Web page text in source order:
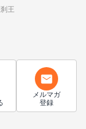
王
メルマガ
登録